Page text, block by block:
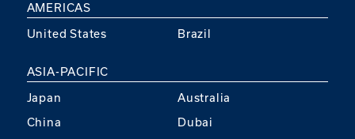
AMERICAS
United States Brazil
ASIA-PACIFIC
Japan
Australia
China
Dubai